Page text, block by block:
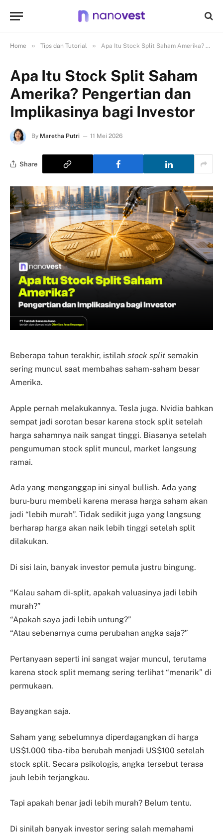
Home » Tips dan Tutorial » Apa Itu Stock Split Saham Amerika? Pengertian dan Implikasinya bagi Investor
Apa Itu Stock Split Saham
Amerika? Pengertian dan
Implikasinya bagi Investor
By Maretha Putri 11 Mei 2026
Share
Beberapa tahun terakhir, istilah stock split semakin
sering muncul saat membahas saham-saham besar
Amerika.
Apple pernah melakukannya. Tesla juga. Nvidia bahkan
sempat jadi sorotan besar karena stock split setelah
harga sahamnya naik sangat tinggi. Biasanya setelah
pengumuman stock split muncul, market langsung
ramai.
Ada yang menganggap ini sinyal bullish. Ada yang
buru-buru membeli karena merasa harga saham akan
jadi “lebih murah”. Tidak sedikit juga yang langsung
berharap harga akan naik lebih tinggi setelah split
dilakukan.
Di sisi lain, banyak investor pemula justru bingung.
“Kalau saham di-split, apakah valuasinya jadi lebih
murah?”
“Apakah saya jadi lebih untung?”
“Atau sebenarnya cuma perubahan angka saja?”
Pertanyaan seperti ini sangat wajar muncul, terutama
karena stock split memang sering terlihat “menarik” di
permukaan.
Bayangkan saja.
Saham yang sebelumnya diperdagangkan di harga
US$1.000 tiba-tiba berubah menjadi US$100 setelah
stock split. Secara psikologis, angka tersebut terasa
jauh lebih terjangkau.
Tapi apakah benar jadi lebih murah? Belum tentu.
Di sinilah banyak investor sering salah memahami